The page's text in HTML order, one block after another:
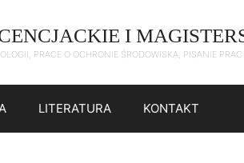
I
PRACE O OCHRONIE ŚRODOWISKA, PISANIE
LITERATURA KONTAKT